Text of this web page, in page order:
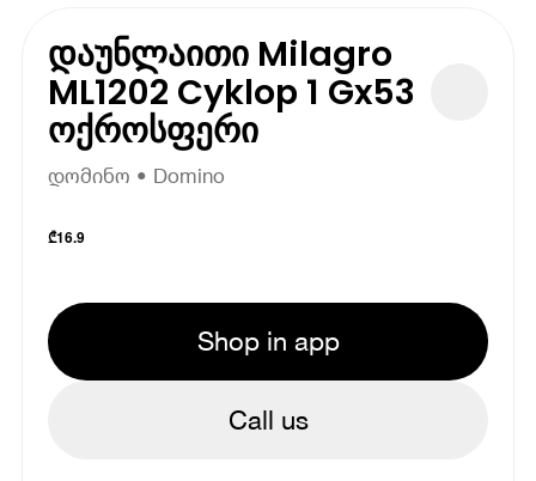
დაუნლაითი Milagro
ML1202 Cyklop 1 Gx53
ოქროსფერი
დომინო • Domino
₾16.9
Shop in app
Call us